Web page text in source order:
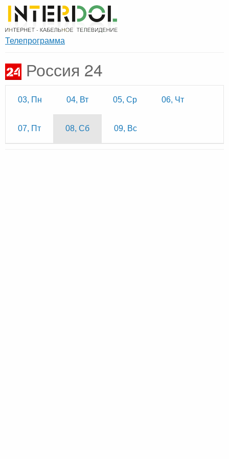
Телепрограмма
Россия 24
03, Пн 04, Вт 05, Ср 06, Чт
07, Пт 08, Сб 09, Вс